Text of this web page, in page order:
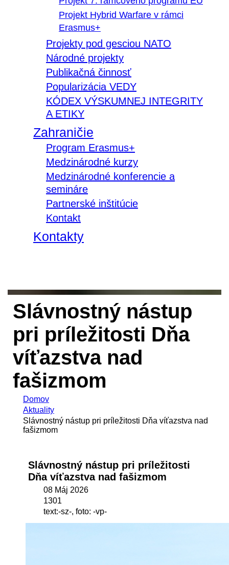
Projekt Hybrid Warfare v rámci
Erasmus+
Projekty pod gesciou NATO
Národné projekty
Publikačná činnosť
Popularizácia VEDY
KÓDEX VÝSKUMNEJ INTEGRITY
A ETIKY
Zahraničie
Program Erasmus+
Medzinárodné kurzy
Medzinárodné konferencie a
semináre
Partnerské inštitúcie
Kontakt
Kontakty
Slávnostný nástup
pri príležitosti Dňa
víťazstva nad
fašizmom
Domov
Aktuality
Slávnostný nástup pri príležitosti Dňa víťazstva nad
fašizmom
Slávnostný nástup pri príležitosti
Dňa víťazstva nad fašizmom
08 Máj 2026
1301
text:-sz-, foto: -vp-